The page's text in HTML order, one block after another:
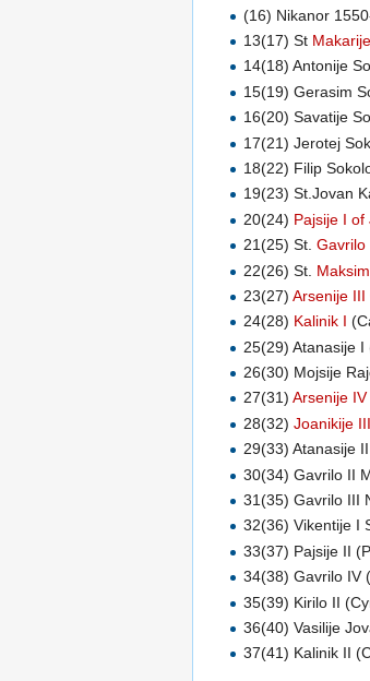
(16) Nikanor
13(17) St
14(18) Antonije
15(19) Gerasim
16(20) Savatije
17(21) Jerotej
18(22) Filip
19(23) St.Jovan
20(24) Pajsije I of
21(25) St.Gavrilo
22(26) St.
23(27)Arsenije III
24(28) Kalinik I
25(29) Atanasije
26(30) Mojsije
27(31)Arsenije
28(32)Joanikije
29(33) Atanasije
30(34) Gavrilo II
31(35) Gavrilo III
32(36) Vikentije I
33(37) Pajsije II
34(38) Gavrilo IV
35(39) Kirilo II
36(40) Vasilije
37(41) Kalinik II